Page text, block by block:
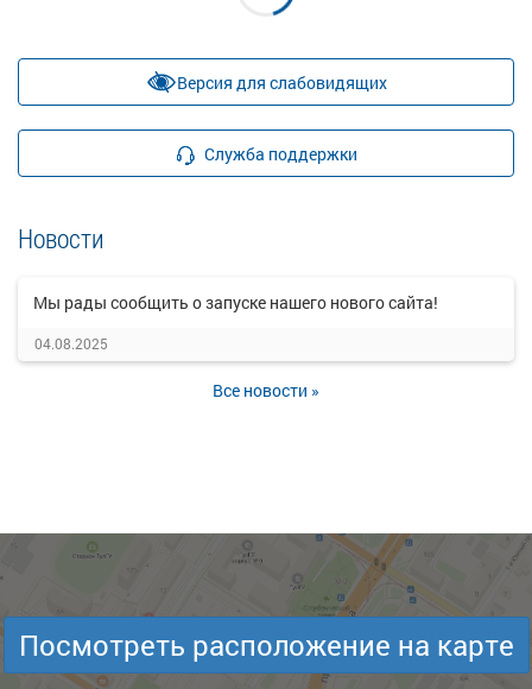
Версия для слабовидящих
Служба поддержки
Новости
Мы рады сообщить о запуске нашего нового сайта!
04.08.2025
Все новости »
Посмотреть расположение на карте